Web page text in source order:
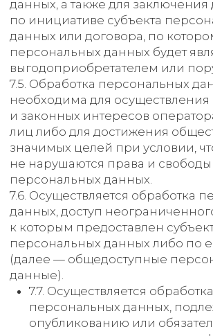
10. Трансграничная
передача персональных
данных
10.1. Оператор до начала осуществления
деятельности по трансграничной передаче
персональных данных обязан уведомить
уполномоченный орган по защите прав
субъектов персональных данных о своем
намерении осуществлять трансграничную
передачу персональных данных (такое
уведомление направляется отдельно
от уведомления о намерении осуществлять
10.2. Оператор до подачи вышеуказанного
уведомления, обязан получить от органов
власти иностранного государства,
иностранных физических лиц,
иностранных юридических лиц, которым
планируется трансграничная передача
персональных данных, соответствующие
сведения.
11. Конфиденциальность
персональных данных
Оператор и иные лица, получившие доступ
к персональным данным, обязаны
не раскрывать третьим лицам
и не распространять персональные